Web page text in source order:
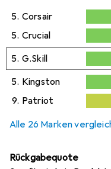
5. Corsair
2
5. Crucial
2
5. G.Skill
2
5. Kingston
2
9. Patriot
Alle 26 Marken
Rückgabequote